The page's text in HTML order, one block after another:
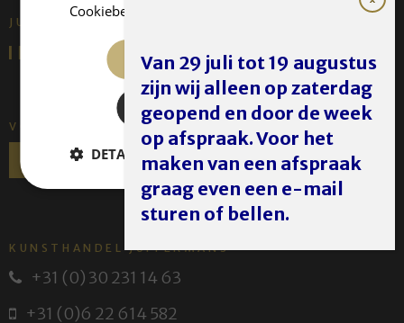
JUFFERMANS FINE ART IS:
VOLG ONS
KUNSTHANDEL JUFFERMANS
+31 (0) 30 231 14 63
+31 (0)6 22 614 582
Van 29 juli tot 19 augustus
zijn wij alleen op zaterdag
geopend en door de week
op afspraak. Voor het
maken van een afspraak
graag even een e-mail
sturen of bellen.
Cookiebeleid.
ALLES ACCEPTEREN
ALLES AFWIJZEN
DETAILS WEERGEVEN